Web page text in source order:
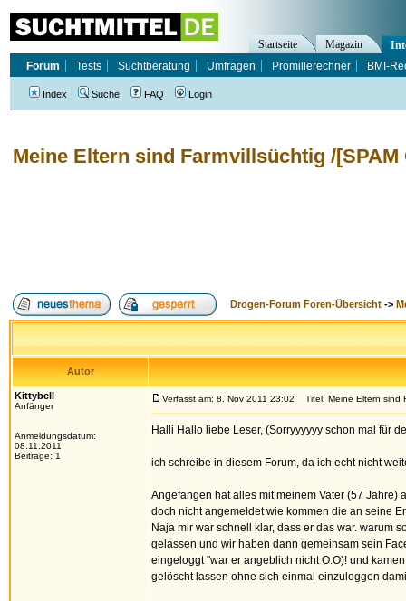
Meine Eltern sind Farmvillsüchtig /
Drogen-Forum Foren-Übersicht ->
Autor
Kittybell
Anfänger
Anmeldungsdatum:
08.11.2011
Beiträge: 1
Verfasst am: 8. Nov 2011 23:02 Titel: Meine Eltern sind
Halli Hallo liebe Leser, (Sorryyyyyy schon mal für
ich schreibe in diesem Forum, da ich echt nicht
Angefangen hat alles mit meinem Vater (57 Jahre)
doch nicht angemeldet wie kommen die an seine
Naja mir war schnell klar, dass er das war. warum
gelassen und wir haben dann gemeinsam sein
eingeloggt "war er angeblich nicht O.O)! und
gelöscht lassen ohne sich einmal einzuloggen
Startseite Magazin
Forum
Tests Suchtberatung Umfragen Promillerechner BMI-
Index Suche FAQ Login